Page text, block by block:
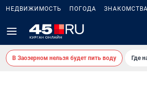
НЕДВИЖИМОСТЬ ПОГОДА ЗНАКОМСТВА
В Заозерном нельзя будет пить воду Где